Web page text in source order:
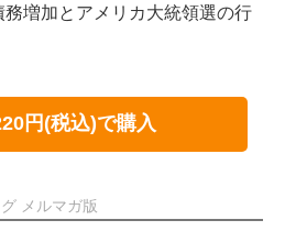
務増加とアメリカ大統領選の行
円(税込)で購入
メルマガ版